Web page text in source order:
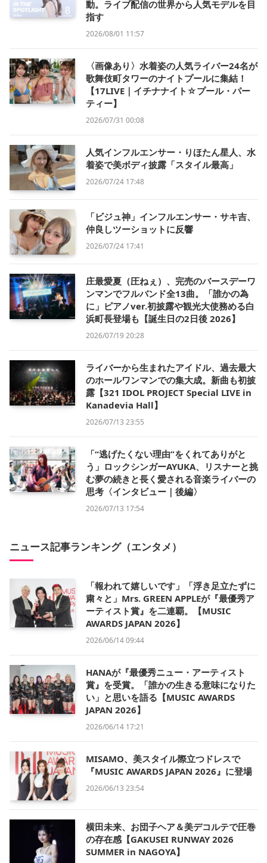
動。ライブ配信の世界から人気モデルを目
指す
2026/08/01 11:57
〈画像あり〉水着姿の人気ライバー24名が
歌舞伎町タワーのナイトプールに集結！
【17LIVE｜イチナナイト☆プール・パー
ティー】
2026/07/31 00:08
人気インフルエンサー・りほたん星人、水
着姿で美ボディ披露「スタイル最高」
2026/07/24 17:48
「ビジュ神」インフルエンサー・サキ吉、
仲良しツーショットに反響
2026/07/24 17:41
庄最愛夏（圧ねぇ）、完売のバースデーワ
ンマンでフルバンド全13曲。「誰かの為
に」ピアノver.初披露や観光大使務める白
浜町長登場も【誕生日の2日後 2026】
2026/07/19 20:28
ライバーから生まれたアイドル、過去最大
のホールワンマンでの集大成。新曲も初披
露【321 IDOL PROJECT Special LIVE in
Kanadevia Hall】
2026/07/13 23:55
「“逃げたくない理由”をくれてありがと
う」ロックシンガーAYUKA、リスナーと挑
む夢の続きと長く愛される音楽ライバーの
思考〈インタビュー｜後編〉
2026/07/13 17:54
ニュース記事ランキング（エンタメ）
「報われて嬉しいです」「浮き足立たずに
粛々と」Mrs. GREEN APPLEが『最優秀ア
ーティスト賞』を二連覇。【MUSIC
AWARDS JAPAN 2026】
2026/06/14 09:44
HANAが『最優秀ニュー・アーティスト
賞』を受賞。「誰かの生きる意味になりた
い」と思いを語る【MUSIC AWARDS
JAPAN 2026】
2026/06/14 17:21
MISAMO、美スタイル際立つドレスで
『MUSIC AWARDS JAPAN 2026』に登場
2026/06/13 23:54
横田未来、お団子ヘア＆美デコルテで圧巻
の存在感【GAKUSEI RUNWAY 2026
SUMMER in NAGOYA】